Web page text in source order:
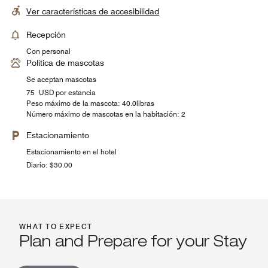
Ver características de accesibilidad
Recepción
Con personal
Política de mascotas
Se aceptan mascotas
75 USD por estancia
Peso máximo de la mascota: 40.0libras
Número máximo de mascotas en la habitación: 2
Estacionamiento
Estacionamiento en el hotel
Diario: $30.00
WHAT TO EXPECT
Plan and Prepare for your Stay